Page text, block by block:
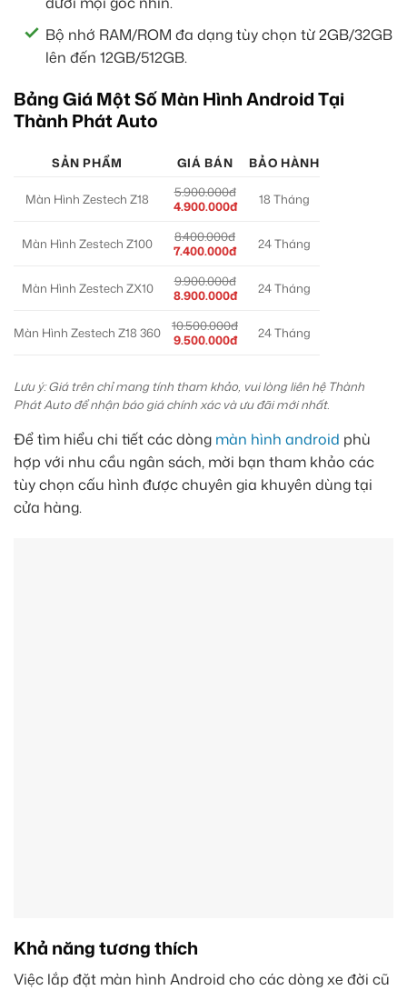
Bộ nhớ RAM/ROM đa dạng tùy chọn từ 2GB/32GB
lên đến 12GB/512GB.
Bảng Giá Một Số Màn Hình Android Tại
Thành Phát Auto
SẢN PHẨM GIÁ BÁN BẢO HÀNH
Màn Hình Zestech Z18
5.900.000đ
4.900.000đ
18 Tháng
Màn Hình Zestech Z100
8.400.000đ
7.400.000đ
24 Tháng
Màn Hình Zestech ZX10
9.900.000đ
8.900.000đ
24 Tháng
Màn Hình Zestech Z18 360
10.500.000đ
9.500.000đ
24 Tháng
Lưu ý: Giá trên chỉ mang tính tham khảo, vui lòng liên hệ Thành
Phát Auto để nhận báo giá chính xác và ưu đãi mới nhất.
Để tìm hiểu chi tiết các dòng màn hình android phù
hợp với nhu cầu ngân sách, mời bạn tham khảo các
tùy chọn cấu hình được chuyên gia khuyên dùng tại
cửa hàng.
Khả năng tương thích
Việc lắp đặt màn hình Android cho các dòng xe đời cũ